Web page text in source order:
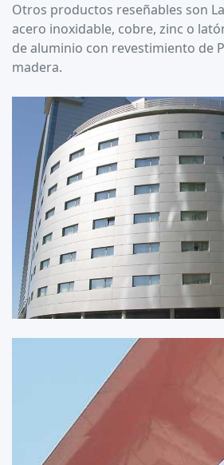
Otros productos reseñables son
acero inoxidable, cobre, zinc o
de aluminio con revestimiento de
madera.